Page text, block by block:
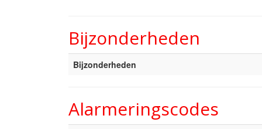
Bijzonderheden
Bijzonderheden
Alarmeringscodes